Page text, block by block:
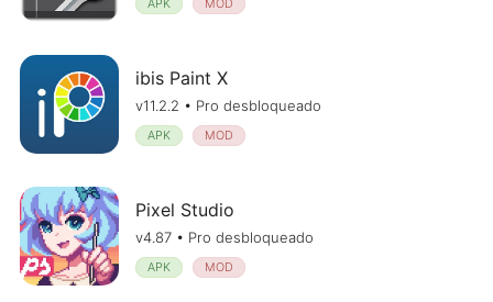
APK MOD
ibis Paint X
v11.2.2 • Pro desbloqueado
APK MOD
Pixel Studio
v4.87 • Pro desbloqueado
APK MOD